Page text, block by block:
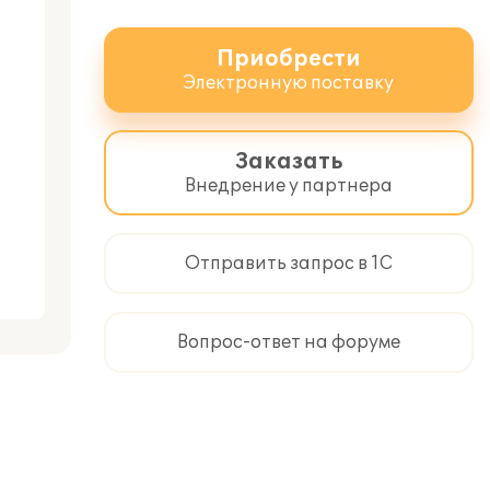
Приобрести
Электронную поставку
Заказать
Внедрение у партнера
Отправить запрос в 1С
Вопрос-ответ на форуме